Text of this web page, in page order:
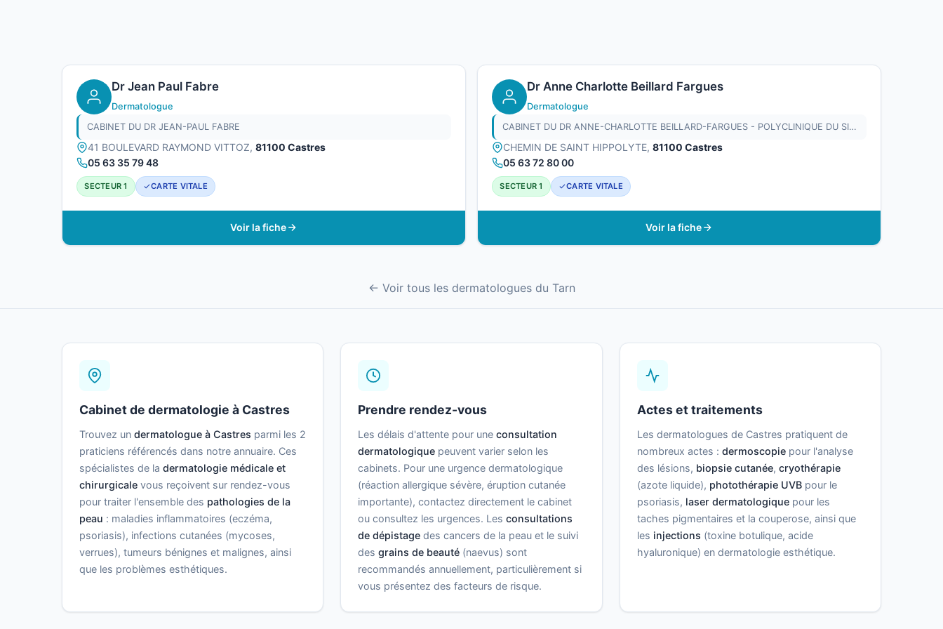
Dr Jean Paul Fabre
Dermatologue
CABINET DU DR JEAN-PAUL FABRE
41 BOULEVARD RAYMOND VITTOZ, 81100 Castres
05 63 35 79 48
SECTEUR 1 CARTE VITALE
Voir la fiche
Dr Anne Charlotte Beillard Fargues
Dermatologue
CABINET DU DR ANNE-CHARLOTTE BEILLARD-FARGUES - POLYCLINIQUE DU SIDOBRE
CHEMIN DE SAINT HIPPOLYTE, 81100 Castres
05 63 72 80 00
SECTEUR 1 CARTE VITALE
Voir la fiche
← Voir tous les dermatologues du Tarn
Cabinet de dermatologie à Castres
Trouvez un dermatologue à Castres parmi les 2
praticiens référencés dans notre annuaire. Ces
spécialistes de la dermatologie médicale et
chirurgicale vous reçoivent sur rendez-vous
pour traiter l'ensemble des pathologies de la
peau : maladies inflammatoires (eczéma,
psoriasis), infections cutanées (mycoses,
verrues), tumeurs bénignes et malignes, ainsi
que les problèmes esthétiques.
Prendre rendez-vous
Les délais d'attente pour uneconsultation
dermatologique peuvent varier selon les
cabinets. Pour une urgence dermatologique
(réaction allergique sévère, éruption cutanée
importante), contactez directement le cabinet
ou consultez les urgences. Lesconsultations
de dépistage des cancers de la peau et le suivi
desgrains de beauté (naevus) sont
recommandés annuellement, particulièrement si
vous présentez des facteurs de risque.
Actes et traitements
Les dermatologues de Castres pratiquent de
nombreux actes : dermoscopiepour l'analyse
des lésions, biopsie cutanée, cryothérapie
(azote liquide), photothérapie UVBpour le
psoriasis, laser dermatologiquepour les
taches pigmentaires et la couperose, ainsi que
les injections (toxine botulique, acide
hyaluronique) en dermatologie esthétique.